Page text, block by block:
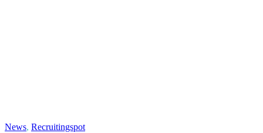
News, Recruitingspot